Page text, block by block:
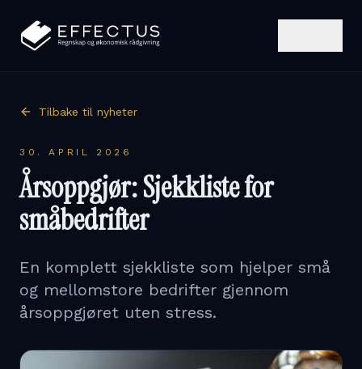
Tilbake til nyheter
30. APRIL 2026
Årsoppgjør: Sjekkliste for
småbedrifter
En komplett sjekkliste som hjelper små
og mellomstore bedrifter gjennom
årsoppgjøret uten stress.